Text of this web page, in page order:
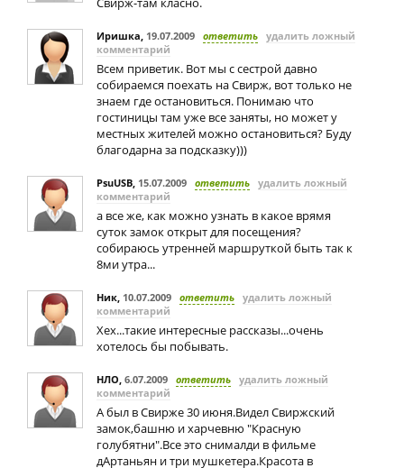
Иришка, 19.07.2009 ответить удалить ложный
комментарий
Всем приветик. Вот мы с сестрой давно
собираемся поехать на Свирж, вот только не
знаем где остановиться. Понимаю что
гостиницы там уже все заняты, но может у
местных жителей можно остановиться? Буду
благодарна за подсказку)))
PsuUSB, 15.07.2009 ответить удалить ложный
комментарий
а все же, как можно узнать в какое врямя
суток замок открыт для посещения?
собираюсь утренней маршруткой быть так к
8ми утра...
Ник, 10.07.2009 ответить удалить ложный
комментарий
Хех...такие интересные рассказы...очень
хотелось бы побывать.
НЛО, 6.07.2009 ответить удалить ложный
комментарий
А был в Свирже 30 июня.Видел Свиржский
замок,башню и харчевню "Красную
голубятни".Все это снималди в фильме
дАртаньян и три мушкетера.Красота в